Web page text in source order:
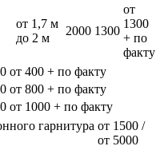
от 1,7 м
до 2 м
2000 1300
от
1300
+ по
факту
от 400 + по факту
от 800 + по факту
от 1000 + по факту
гарнитура от 1500 /
от 5000